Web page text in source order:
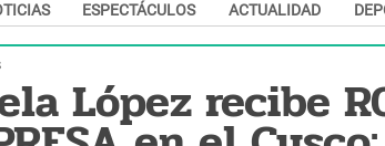
ESPECTÁCULOS ACTUALIDAD
López recibe